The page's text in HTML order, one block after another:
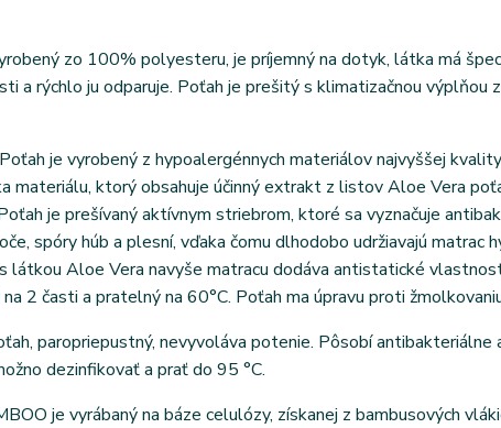
zo 100% polyesteru, je príjemný na dotyk, látka má
a rýchlo ju odparuje. Poťah je prešitý s klimatizačnou výplňou
Poťah je vyrobený z hypoalergénnych materiálov najvyššej
materiálu, ktorý obsahuje účinný extrakt z listov Aloe Vera
je prešívaný aktívnym striebrom, ktoré sa vyznačuje
spóry húb a plesní, vďaka čomu dlhodobo udržiavajú matrac
látkou Aloe Vera navyše matracu dodáva antistatické
2 časti a pratelný na 60°C. Poťah ma úpravu proti
paropriepustný, nevyvoláva potenie. Pôsobí
dezinfikovať a prať do 95 °C.
je vyrábaný na báze celulózy, získanej z bambusových